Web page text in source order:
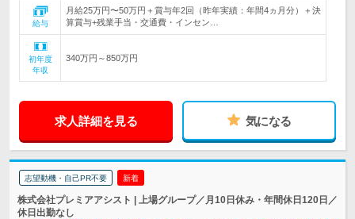
給与
月給25万円〜50万円＋賞与年2回（昨年実績：年間4ヵ月分）＋決
算賞与+残業手当・交通費・インセン…
初年度
年収
340万円～850万円
求人詳細を見る 気になる
志望動機・自己PR不要 新着
株式会社プレミアアシスト | 上場グループ／月10日休み・年間休日120日／
休日出勤なし